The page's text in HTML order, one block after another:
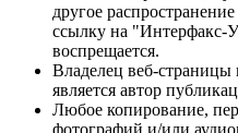
другое
ссылку на "Интерфакс-
воспрещается.
Владелец веб-страницы
является автор
Любое копирование,